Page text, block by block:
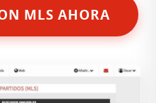
MLS AHORA